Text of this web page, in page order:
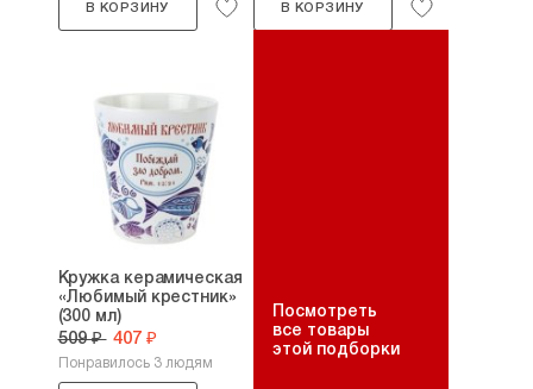
В КОРЗИНУ В КОРЗИНУ
Кружка керамическая
«Любимый крестник»
(300 мл)
509 ₽ 407 ₽
Понравилось 3 людям
Посмотреть
все товары
этой подборки